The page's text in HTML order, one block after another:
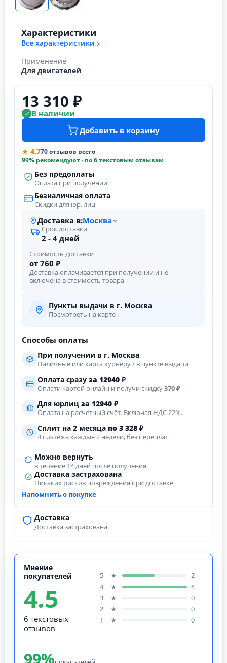
Характеристики
Все характеристики
Применение
Для двигателей
Доставка
Доставка застрахована
13 310 ₽
В наличии
Добавить в корзину
★ 4.770 отзывов всего
99% рекомендуют · по 6 текстовым отзывам
Без предоплаты
Оплата при получении
Безналичная оплата
Скидки для юр. лиц
Доставка в:Москва
Срок доставки
2 - 4 дней
Стоимость доставки
от 760 ₽
Доставка оплачивается при получении и не
включена в стоимость товара
Пункты выдачи в г. Москва
Посмотреть на карте
Способы оплаты
При получении в г. Москва
Наличные или карта курьеру / в пункте выдачи
Оплата сразу за 12940 ₽
Оплати картой онлайн и получи скидку370 ₽
Для юрлиц за 12940 ₽
Оплата на расчётный счёт. Включая НДС 22%.
Сплит на 2 месяца по 3 328 ₽
4 платежа каждые 2 недели, без переплат.
Можно вернуть
в течение 14 дней после получения
Доставка застрахована
Никаких рисков повреждения при доставке.
Напомнить о покупке
Мнение
покупателей
4.5
6 текстовых
отзывов
5 ★
2
4
★
4
3
★
0
2
★
0
1
★ 0
99%